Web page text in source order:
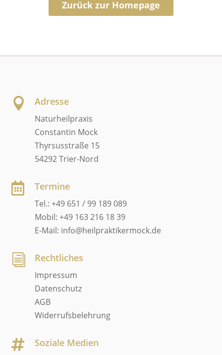
Zurück zur Homepage
 Adresse
Naturheilpraxis
Constantin Mock
Thyrsusstraße 15
54292 Trier-Nord
 Termine
Tel.: +49 651 / 99 189 089
Mobil: +49 163 216 18 39
E-Mail: info@heilpraktikermock.de
i Rechtliches
Impressum
Datenschutz
AGB
Widerrufsbelehrung
 Soziale Medien